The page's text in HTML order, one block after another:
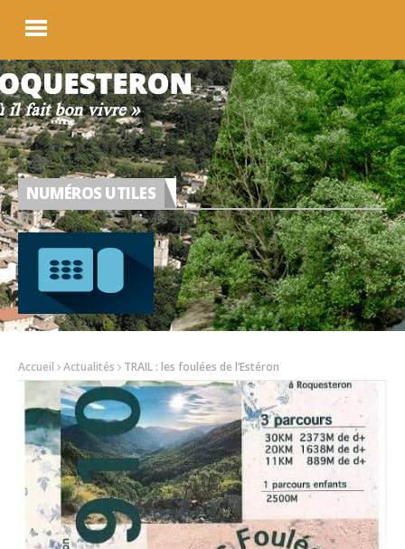
NUMÉROS UTILES
Accueil Actualités TRAIL : les foulées de l’Estéron